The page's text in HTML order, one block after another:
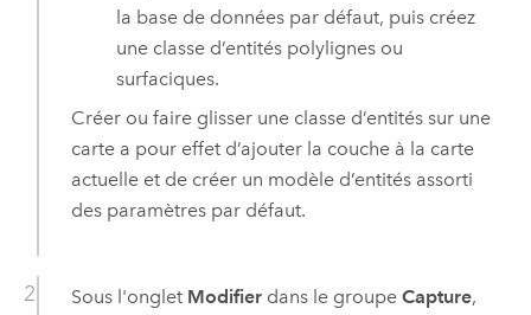
la base de données par défaut, puis créez
une classe d’entités polylignes ou
surfaciques.
Créer ou faire glisser une classe d’entités sur une
carte a pour effet d’ajouter la couche à la carte
actuelle et de créer un modèle d’entités assorti
des paramètres par défaut.
Sous l'onglet Modifierdans le groupe Capture,